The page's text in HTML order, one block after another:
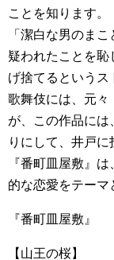
ことを知ります。
「潔白な男のま
疑われたことを恥
げ捨てるというス
歌舞伎には、元々
が、この作品には
りにして、井戸に
『番町皿屋敷』
的な恋愛をテーマ
『番町皿屋敷』
【山王の桜】